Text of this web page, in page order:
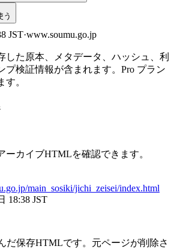
う
JST·www.soumu.go.jp
した原本、メタデータ、ハッシュ、利
プ検証情報が含まれます。Pro プラン
。
ーカイブHTMLを確認できます。
main_sosiki/jichi_zeisei/index.html
18:38 JST
だ保存HTMLです。元ページが削除さ